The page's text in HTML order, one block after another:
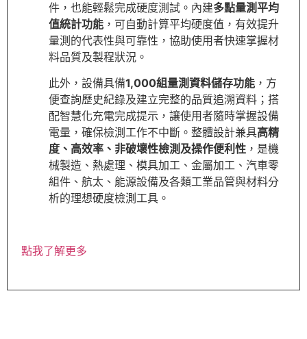
件，也能輕鬆完成硬度測試。內建多點量測平均
值統計功能 ，可自動計算平均硬度值，有效提升
量測的代表性與可靠性，協助使用者快速掌握材
料品質及製程狀況。
此外，設備具備1,000組量測資料儲存功能 ，方
便查詢歷史紀錄及建立完整的品質追溯資料；搭
配智慧化充電完成提示，讓使用者隨時掌握設備
電量，確保檢測工作不中斷。整體設計兼具高精
度、高效率、非破壞性檢測及操作便利性 ，是機
械製造、熱處理、模具加工、金屬加工、汽車零
組件、航太、能源設備及各類工業品管與材料分
析的理想硬度檢測工具。
點我了解更多